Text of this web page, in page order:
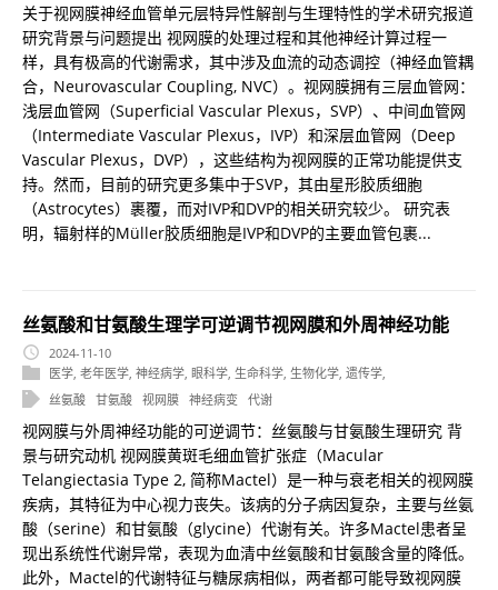
关于视网膜神经血管单元层特异性解剖与生理特性的学术研究报道
研究背景与问题提出 视网膜的处理过程和其他神经计算过程一
样，具有极高的代谢需求，其中涉及血流的动态调控（神经血管耦
合，Neurovascular Coupling, NVC）。视网膜拥有三层血管网：
浅层血管网（Superficial Vascular Plexus，SVP）、中间血管网
（Intermediate Vascular Plexus，IVP）和深层血管网（Deep
Vascular Plexus，DVP），这些结构为视网膜的正常功能提供支
持。然而，目前的研究更多集中于SVP，其由星形胶质细胞
（Astrocytes）裹覆，而对IVP和DVP的相关研究较少。 研究表
明，辐射样的Müller胶质细胞是IVP和DVP的主要血管包裹...
丝氨酸和甘氨酸生理学可逆调节视网膜和外周神经功能
2024-11-10
医学 老年医学 神经病学 眼科学 生命科学 生物化学 遗传学
丝氨酸 甘氨酸 视网膜 神经病变 代谢
视网膜与外周神经功能的可逆调节：丝氨酸与甘氨酸生理研究 背
景与研究动机 视网膜黄斑毛细血管扩张症（Macular
Telangiectasia Type 2, 简称Mactel）是一种与衰老相关的视网膜
疾病，其特征为中心视力丧失。该病的分子病因复杂，主要与丝氨
酸（serine）和甘氨酸（glycine）代谢有关。许多Mactel患者呈
现出系统性代谢异常，表现为血清中丝氨酸和甘氨酸含量的降低。
此外，Mactel的代谢特征与糖尿病相似，两者都可能导致视网膜